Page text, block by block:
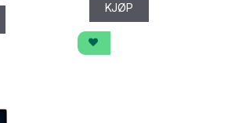
KJØP